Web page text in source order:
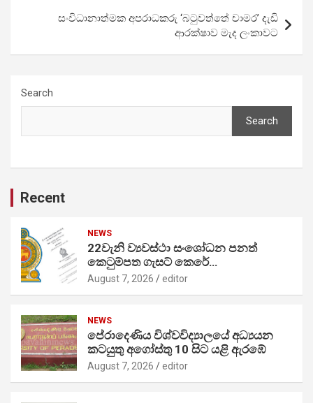
සංවිධානාත්මක අපරාධකරු ‘බටුවත්තේ චාමර’ දැඩි
ආරක්ෂාව මැද ලංකාවට
Search
Search
Recent
NEWS
22වැනි ව්‍යවස්ථා සංශෝධන පනත්
කෙටුම්පත ගැසට් කෙරේ…
August 7, 2026 editor
NEWS
පේරාදෙණිය විශ්වවිද්‍යාලයේ අධ්‍යයන
කටයුතු අගෝස්තු 10 සිට යළි ඇරඹේ
August 7, 2026 editor